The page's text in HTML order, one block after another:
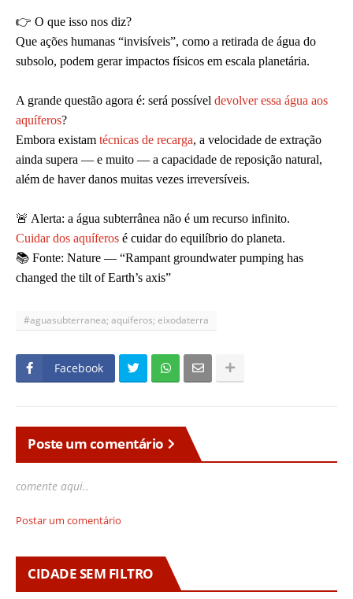
👉 O que isso nos diz?
Que ações humanas “invisíveis”, como a retirada de água do
subsolo, podem gerar impactos físicos em escala planetária.
A grande questão agora é: será possível devolver essa água aos
aquíferos?
Embora existam técnicas de recarga, a velocidade de extração
ainda supera — e muito — a capacidade de reposição natural,
além de haver danos muitas vezes irreversíveis.
🚨 Alerta: a água subterrânea não é um recurso infinito.
Cuidar dos aquíferos é cuidar do equilíbrio do planeta.
📚 Fonte: Nature — “Rampant groundwater pumping has
changed the tilt of Earth’s axis”
#aguasubterranea; aquiferos; eixodaterra
Facebook
Poste um comentário
comente aqui..
Postar um comentário
CIDADE SEM FILTRO